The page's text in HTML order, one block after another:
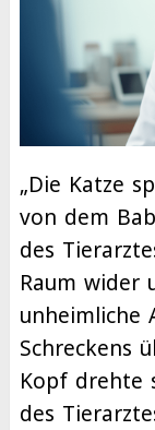
„Die Katze
von dem
des
Raum wider
unheimliche
Schreckens
Kopf drehte
des